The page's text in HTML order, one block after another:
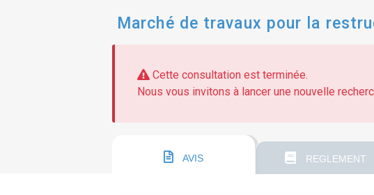
Marché de travaux pour la
Cette consultation est terminée.
Nous vous invitons à lancer une nouvelle
AVIS REGLEMENT